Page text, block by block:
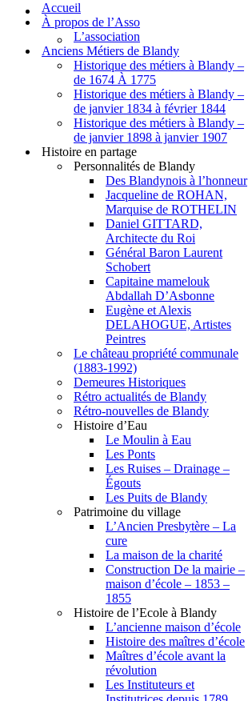
Accueil
À propos de l’Asso
L’association
Anciens Métiers de Blandy
Historique des métiers à Blandy –
de 1674 À 1775
Historique des métiers à Blandy –
de janvier 1834 à février 1844
Historique des métiers à Blandy –
de janvier 1898 à janvier 1907
Histoire en partage
Personnalités de Blandy
Des Blandynois à l’honneur
Jacqueline de ROHAN,
Marquise de ROTHELIN
Daniel GITTARD,
Architecte du Roi
Général Baron Laurent
Schobert
Capitaine mamelouk
Abdallah D’Asbonne
Eugène et Alexis
DELAHOGUE, Artistes
Peintres
Le château propriété communale
(1883-1992)
Demeures Historiques
Rétro actualités de Blandy
Rétro-nouvelles de Blandy
Histoire d’Eau
Le Moulin à Eau
Les Ponts
Les Ruises – Drainage –
Égouts
Les Puits de Blandy
Patrimoine du village
L’Ancien Presbytère – La
cure
La maison de la charité
Construction De la mairie –
maison d’école – 1853 –
1855
Histoire de l’Ecole à Blandy
L’ancienne maison d’école
Histoire des maîtres d’école
Maîtres d’école avant la
révolution
Les Instituteurs et